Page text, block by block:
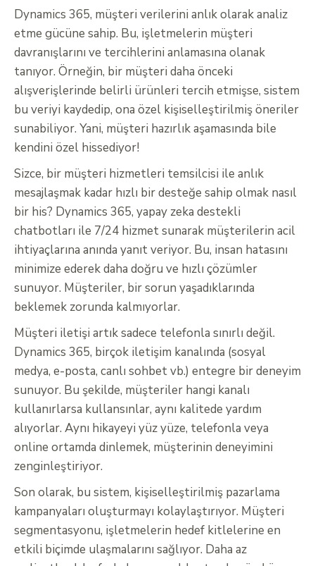
Dynamics 365, müşteri verilerini anlık olarak analiz
etme gücüne sahip. Bu, işletmelerin müşteri
davranışlarını ve tercihlerini anlamasına olanak
tanıyor. Örneğin, bir müşteri daha önceki
alışverişlerinde belirli ürünleri tercih etmişse, sistem
bu veriyi kaydedip, ona özel kişiselleştirilmiş öneriler
sunabiliyor. Yani, müşteri hazırlık aşamasında bile
kendini özel hissediyor!
Sizce, bir müşteri hizmetleri temsilcisi ile anlık
mesajlaşmak kadar hızlı bir desteğe sahip olmak nasıl
bir his? Dynamics 365, yapay zeka destekli
chatbotları ile 7/24 hizmet sunarak müşterilerin acil
ihtiyaçlarına anında yanıt veriyor. Bu, insan hatasını
minimize ederek daha doğru ve hızlı çözümler
sunuyor. Müşteriler, bir sorun yaşadıklarında
beklemek zorunda kalmıyorlar.
Müşteri iletişi artık sadece telefonla sınırlı değil.
Dynamics 365, birçok iletişim kanalında (sosyal
medya, e-posta, canlı sohbet vb.) entegre bir deneyim
sunuyor. Bu şekilde, müşteriler hangi kanalı
kullanırlarsa kullansınlar, aynı kalitede yardım
alıyorlar. Aynı hikayeyi yüz yüze, telefonla veya
online ortamda dinlemek, müşterinin deneyimini
zenginleştiriyor.
Son olarak, bu sistem, kişiselleştirilmiş pazarlama
kampanyaları oluşturmayı kolaylaştırıyor. Müşteri
segmentasyonu, işletmelerin hedef kitlelerine en
etkili biçimde ulaşmalarını sağlıyor. Daha az